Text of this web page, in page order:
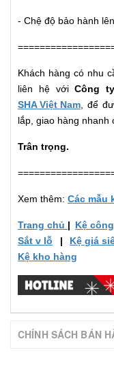
- Chệ độ bảo hành
Khách hàng có nhu
liên hệ vớiCông
SHA Việt Nam, để
lắp, giao hàng nhanh
Trân trọng.
Xem thêm: Các mẫu
Trang chủ | Kệ
Sắt v lỗ | Kệ giá
Kệ kho hàng
CHÍNH SÁCH BÁN